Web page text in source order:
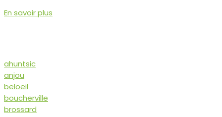
En savoir plus
ahuntsic
anjou
beloeil
boucherville
brossard